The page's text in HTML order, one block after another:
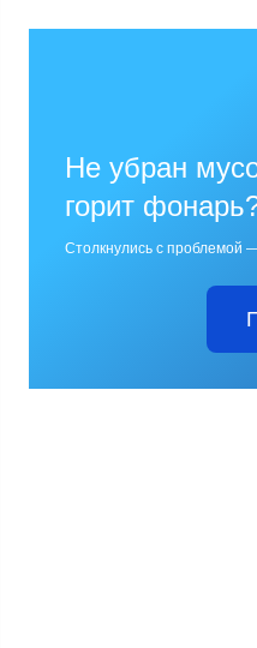
Не убран
горит
Столкнулись с проблемой